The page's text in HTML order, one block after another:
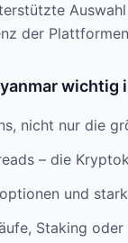
der
wichtig
nicht nur die
– die
und
Staking